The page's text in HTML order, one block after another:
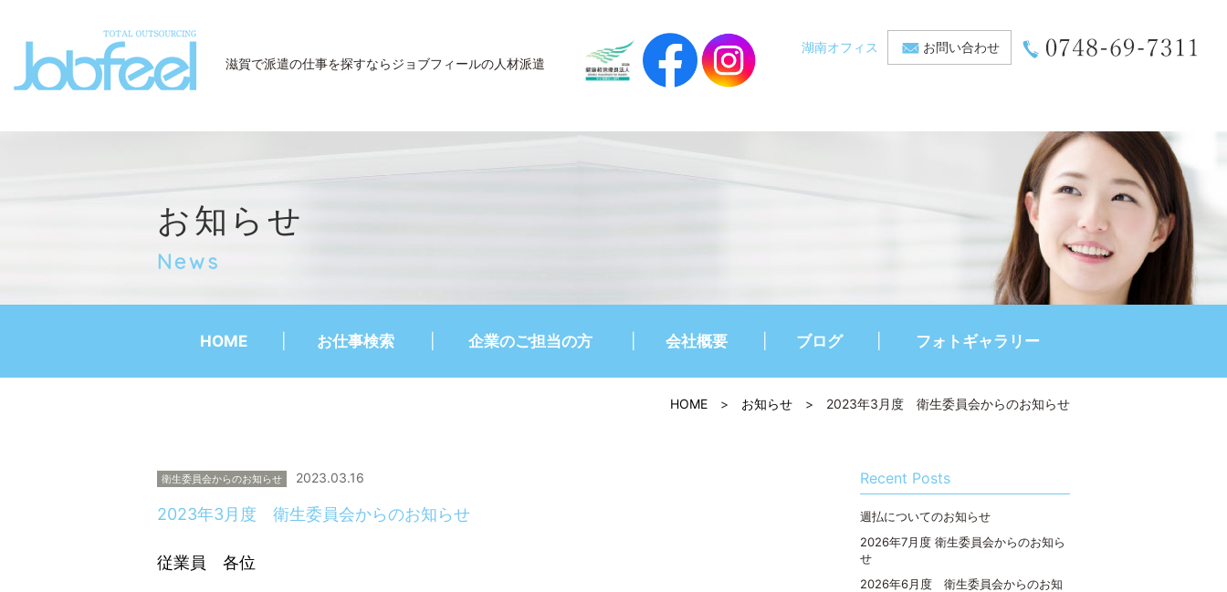
滋賀で派遣の仕事を探すならジョブフィールの人材派遣
湖南オフィス お問い合わせ
お知らせ
News
HOME お仕事検索 企業のご担当の方 会社概要 ブログ フォトギャラリー
HOME > お知らせ > 2023年3月度 衛生委員会からのお知らせ
衛生委員会からのお知らせ 2023.03.16
2023年3月度 衛生委員会からのお知らせ
従業員 各位
Recent Posts
週払についてのお知らせ
2026年7月度 衛生委員会からのお知ら
せ
2026年6月度 衛生委員会からのお知